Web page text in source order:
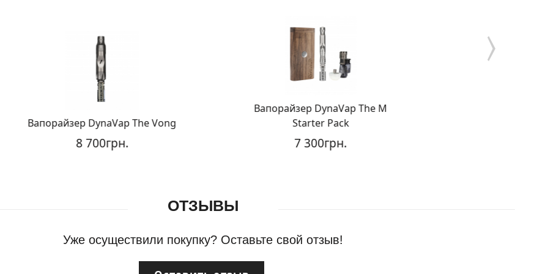
Вапорайзер DynaVap The Vong
8 700грн.
Вапорайзер DynaVap The M
Starter Pack
7 300грн.
ОТЗЫВЫ
Уже осуществили покупку? Оставьте свой отзыв!